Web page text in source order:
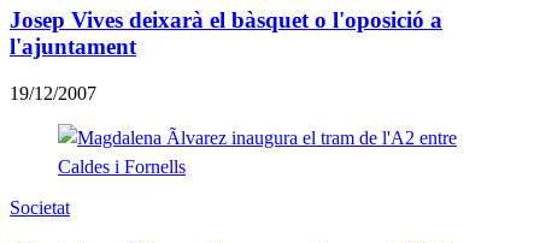
Josep Vives deixarà el bàsquet o l'oposició a
l'ajuntament
19/12/2007
Societat